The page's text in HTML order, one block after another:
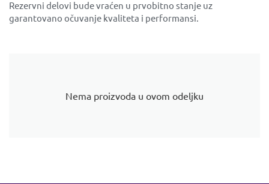
Rezervni delovi bude vraćen u prvobitno stanje uz
garantovano očuvanje kvaliteta i performansi.
Nema proizvoda u ovom odeljku